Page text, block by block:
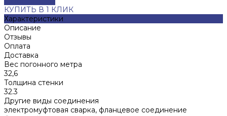
КУПИТЬ В 1 КЛИК
Характеристики
Описание
Отзывы
Оплата
Доставка
Вес погонного метра
32,6
Толщина стенки
32.3
Другие виды соединения
электромуфтовая сварка, фланцевое соединение